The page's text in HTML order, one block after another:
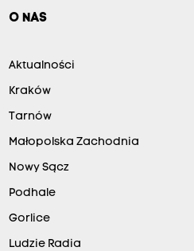
O NAS
Aktualności
Kraków
Tarnów
Małopolska Zachodnia
Nowy Sącz
Podhale
Gorlice
Ludzie Radia